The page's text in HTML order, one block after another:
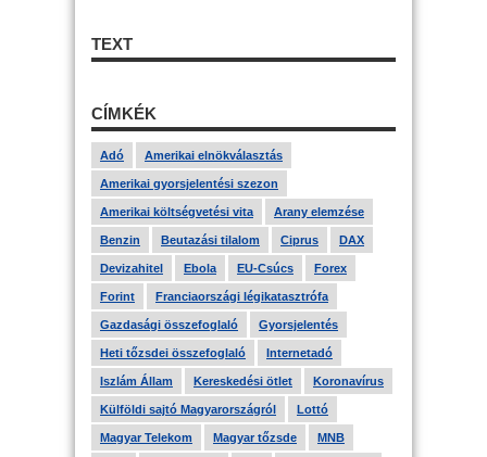
TEXT
CÍMKÉK
Adó Amerikai elnökválasztás
Amerikai gyorsjelentési szezon
Amerikai költségvetési vita Arany elemzése
Benzin Beutazási tilalom Ciprus DAX
Devizahitel Ebola EU-Csúcs Forex
Forint Franciaországi légikatasztrófa
Gazdasági összefoglaló Gyorsjelentés
Heti tőzsdei összefoglaló Internetadó
Iszlám Állam Kereskedési ötlet Koronavírus
Külföldi sajtó Magyarországról Lottó
Magyar Telekom Magyar tőzsde MNB